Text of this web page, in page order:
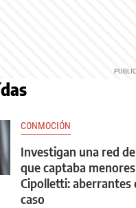
CONMOCIÓN
Investigan una red
que captaba
Cipolletti: aberrantes
caso